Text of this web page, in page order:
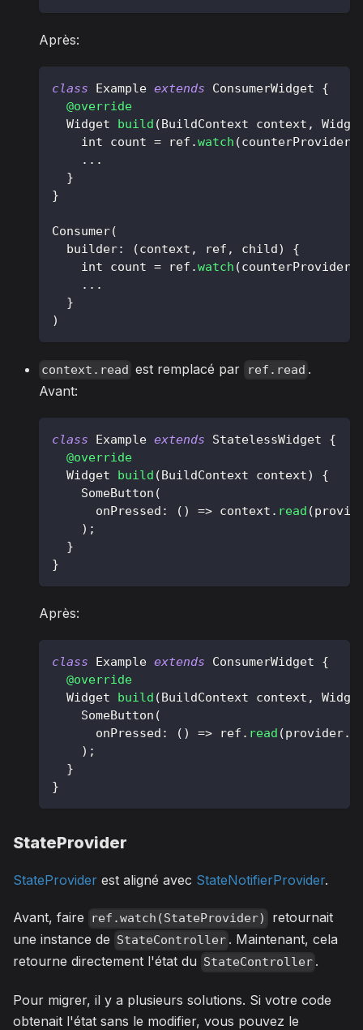
Après:
class Example extends ConsumerWidget
{
@override
Widget
build (BuildContext context ,
    int count
= ref .watch (counterProvider
. . .
}
}
Consumer(
  builder
: (context , ref , child)
{
    int count
= ref .watch (counterProvider
. . .
}
)
context.read est remplacé par ref.read .
Avant:
class Example extends StatelessWidget
{
@override
Widget
build (BuildContext context)
{
SomeButton (
      onPressed
: ( ) => context . read (
) ;
}
}
Après:
class Example extends ConsumerWidget
{
@override
Widget
build (BuildContext context ,
SomeButton (
      onPressed
: ( ) => ref . read (provider.
) ;
}
}
StateProvider
StateProvider est aligné avec StateNotifierProvider.
Avant, faire ref.watch(StateProvider)
retournait
une instance de StateController . Maintenant, cela
retourne directement l'état du StateController .
Pour migrer, il y a plusieurs solutions. Si votre code
obtenait l'état sans le modifier, vous pouvez le